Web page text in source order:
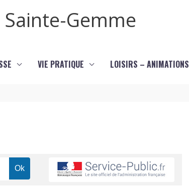
Sainte-Gemme
VIE PRATIQUE LOISIRS – ANIMATIONS